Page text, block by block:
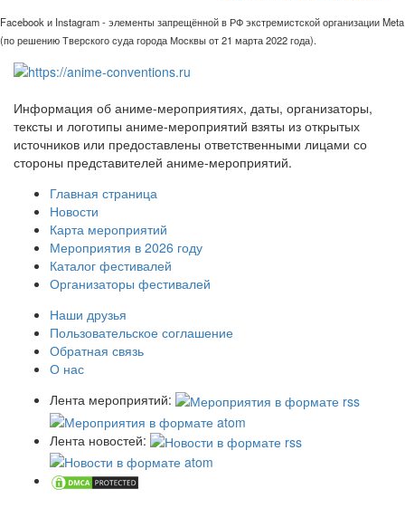
Facebook и Instagram - элементы запрещённой в РФ экстремистской организации Meta
(по решению Тверского суда города Москвы от 21 марта 2022 года).
Информация об аниме-мероприятиях, даты, организаторы,
тексты и логотипы аниме-мероприятий взяты из открытых
источников или предоставлены ответственными лицами со
стороны представителей аниме-мероприятий.
Главная страница
Новости
Карта мероприятий
Мероприятия в 2026 году
Каталог фестивалей
Организаторы фестивалей
Наши друзья
Пользовательское соглашение
Обратная связь
О нас
Лента мероприятий:
Лента новостей: